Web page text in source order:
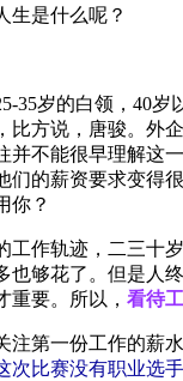
生是什么呢？
35岁的白领，40
比方说，唐骏。外
并不能很早理解这
们的薪资要求变得
你？
工作轨迹，二三十
也够花了。但是人
要。所以， 看待
注第一份工作的薪
次比赛没有职业选